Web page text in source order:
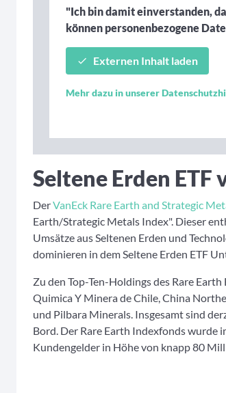
"Ich bin damit einverstanden,
können personenbezogene
Externen Inhalt laden
Mehr dazu in unserer
Seltene Erden ETF
DerVanEck Rare Earth and Strategic
Earth/Strategic Metals Index". Dieser
Umsätze aus Seltenen Erden und
dominieren in dem Seltene Erden ETF
Zu den Top-Ten-Holdings des Rare
Quimica Y Minera de Chile, China
und Pilbara Minerals. Insgesamt sind
Bord. Der Rare Earth Indexfonds
Kundengelder in Höhe von knapp 80